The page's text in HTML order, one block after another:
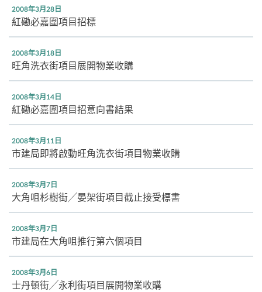
鍵
字
2008年3月28日
紅磡必嘉圍項目招標
2008年3月18日
旺角洗衣街項目展開物業收購
2008年3月14日
紅磡必嘉圍項目招意向書結果
2008年3月11日
市建局即將啟動旺角洗衣街項目物業收購
2008年3月7日
大角咀杉樹街╱晏架街項目截止接受標書
2008年3月7日
市建局在大角咀推行第六個項目
2008年3月6日
士丹頓街╱永利街項目展開物業收購